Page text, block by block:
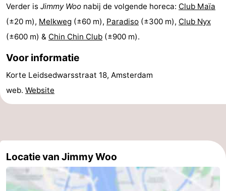
Markten
-
Warenhuizen
Evenementen
Uitgelicht
Grachtengordel
Coffeeshops
buurt
Geschiedenis
Verder is Jimmy Woo nabij de volgende horeca: Club Maïa
(±20 m), Melkweg (±60 m), Paradiso (±300 m), Club Nyx
(±600 m) & Chin Chin Club (±900 m).
Voor informatie
Korte Leidsedwarsstraat 18, Amsterdam
web. Website
Locatie van Jimmy Woo